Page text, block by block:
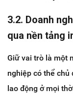
3.2. Doanh
qua nền tảng
Giữ vai trò là một
nghiệp có thể
lao động ở mọi